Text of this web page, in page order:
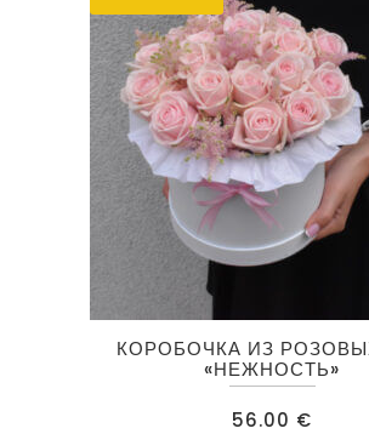
КОРОБОЧКА ИЗ
«НЕЖНОСТЬ»
56.00 €